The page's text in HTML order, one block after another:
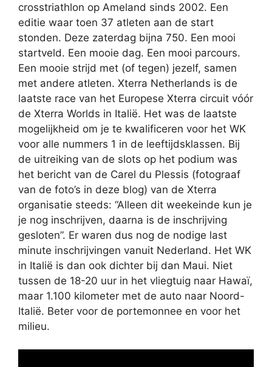
crosstriathlon op Ameland sinds 2002. Een
editie waar toen 37 atleten aan de start
stonden. Deze zaterdag bijna 750. Een mooi
startveld. Een mooie dag. Een mooi parcours.
Een mooie strijd met (of tegen) jezelf, samen
met andere atleten. Xterra Netherlands is de
laatste race van het Europese Xterra circuit vóór
de Xterra Worlds in Italië. Het was de laatste
mogelijkheid om je te kwalificeren voor het WK
voor alle nummers 1 in de leeftijdsklassen. Bij
de uitreiking van de slots op het podium was
het bericht van de Carel du Plessis (fotograaf
van de foto’s in deze blog) van de Xterra
organisatie steeds: “Alleen dit weekeinde kun je
je nog inschrijven, daarna is de inschrijving
gesloten”. Er waren dus nog de nodige last
minute inschrijvingen vanuit Nederland. Het WK
in Italië is dan ook dichter bij dan Maui. Niet
tussen de 18-20 uur in het vliegtuig naar Hawaï,
maar 1.100 kilometer met de auto naar Noord-
Italië. Beter voor de portemonnee en voor het
milieu.